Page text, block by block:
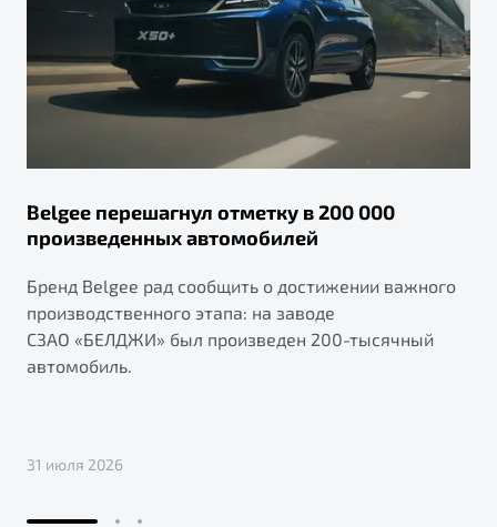
Belgee перешагнул отметку в 200 000
произведенных автомобилей
Бренд Belgee рад сообщить о достижении важного
производственного этапа: на заводе
СЗАО «БЕЛДЖИ» был произведен 200-тысячный
автомобиль.
31 июля 2026